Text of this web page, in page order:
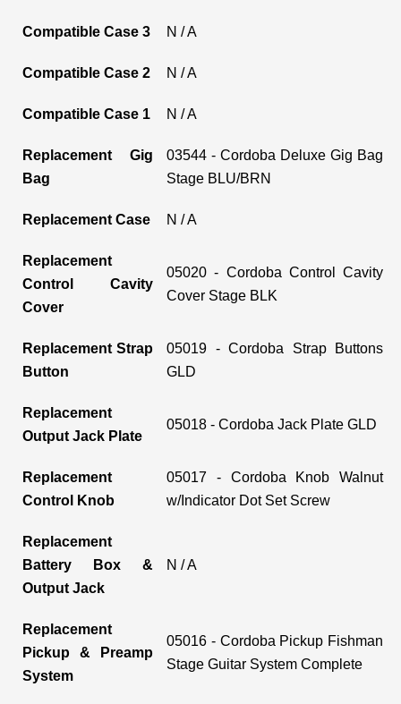
Compatible Case 3 N / A
Compatible Case 2 N / A
Compatible Case 1 N / A
Replacement Gig
Bag
03544 - Cordoba Deluxe Gig Bag
Stage BLU/BRN
Replacement Case N / A
Replacement
Control Cavity
Cover
05020 - Cordoba Control Cavity
Cover Stage BLK
Replacement Strap
Button
05019 - Cordoba Strap Buttons
GLD
Replacement
Output Jack Plate
05018 - Cordoba Jack Plate GLD
Replacement
Control Knob
05017 - Cordoba Knob Walnut
w/Indicator Dot Set Screw
Replacement
Battery Box &
Output Jack
N / A
Replacement
Pickup & Preamp
System
05016 - Cordoba Pickup Fishman
Stage Guitar System Complete